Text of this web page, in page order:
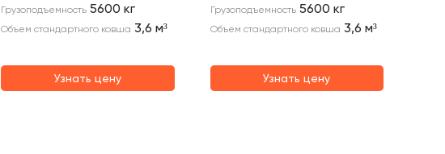
Грузоподъемность 5600 кг
Объем стандартного ковша 3,6 м³
Узнать цену
Грузоподъемность 5600 кг
Объем стандартного ковша 3,6 м³
Узнать цену